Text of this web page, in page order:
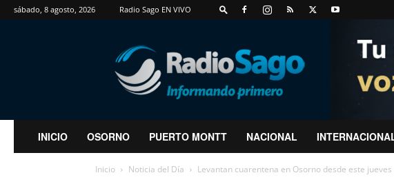
sábado, 8 agosto, 2026 Radio Sago EN VIVO
RadioSago
INICIO OSORNO PUERTO MONTT NACIONAL
Inicio Noticia del Día Levantan cuarentena en Osorno desde este jueves